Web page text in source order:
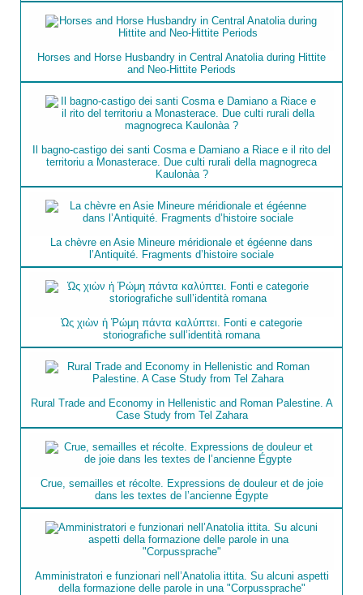
Horses and Horse Husbandry in Central Anatolia during Hittite
and Neo-Hittite Periods
Il bagno-castigo dei santi Cosma e Damiano a Riace e il rito del
territoriu a Monasterace. Due culti rurali della magnogreca
Kaulonà­a ?
La chèvre en Asie Mineure méridionale et égéenne dans
l’Antiquité. Fragments d’histoire sociale
Ὡς χιὼν ἡ Ῥώμη πάντα καλύπτει. Fonti e categorie
storiografiche sull’identità romana
Rural Trade and Economy in Hellenistic and Roman Palestine. A
Case Study from Tel Zahara
Crue, semailles et récolte. Expressions de douleur et de joie
dans les textes de l’ancienne Égypte
Amministratori e funzionari nell’Anatolia ittita. Su alcuni aspetti
della formazione delle parole in una "Corpussprache"